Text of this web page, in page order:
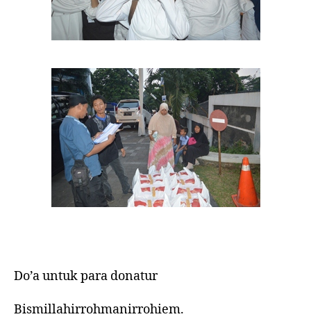
Do’a untuk para donatur
Bismillahirrohmanirrohiem.